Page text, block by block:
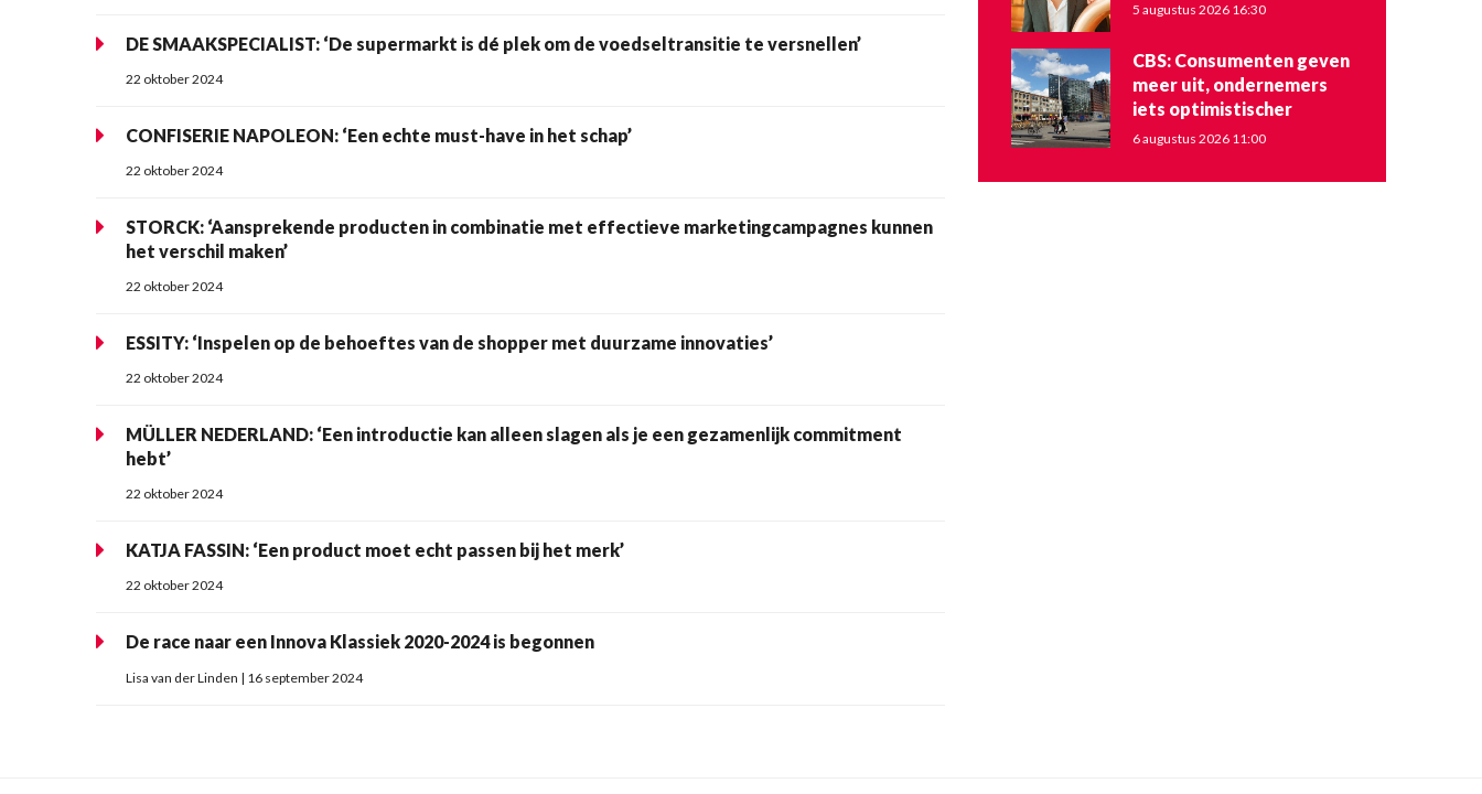
DE SMAAKSPECIALIST: ‘De supermarkt is dé plek om de voedseltransitie te versnellen’
22 oktober 2024
CONFISERIE NAPOLEON: ‘Een echte must-have in het schap’
22 oktober 2024
STORCK: ‘Aansprekende producten in combinatie met effectieve marketingcampagnes kunnen
het verschil maken’
22 oktober 2024
ESSITY: ‘Inspelen op de behoeftes van de shopper met duurzame innovaties’
22 oktober 2024
MÜLLER NEDERLAND: ‘Een introductie kan alleen slagen als je een gezamenlijk commitment
hebt’
22 oktober 2024
KATJA FASSIN: ‘Een product moet echt passen bij het merk’
22 oktober 2024
De race naar een Innova Klassiek 2020-2024 is begonnen
Lisa van der Linden | 16 september 2024
5 augustus 2026 16:30
CBS: Consumenten geven
meer uit, ondernemers
iets optimistischer
6 augustus 2026 11:00